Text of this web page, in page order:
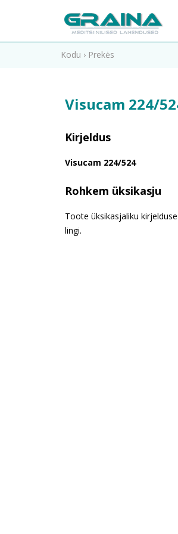
Kodu › Prekės
Visucam 224/
Kirjeldus
Visucam 224/524
Rohkem üksikasju
Toote üksikasjaliku
lingi.